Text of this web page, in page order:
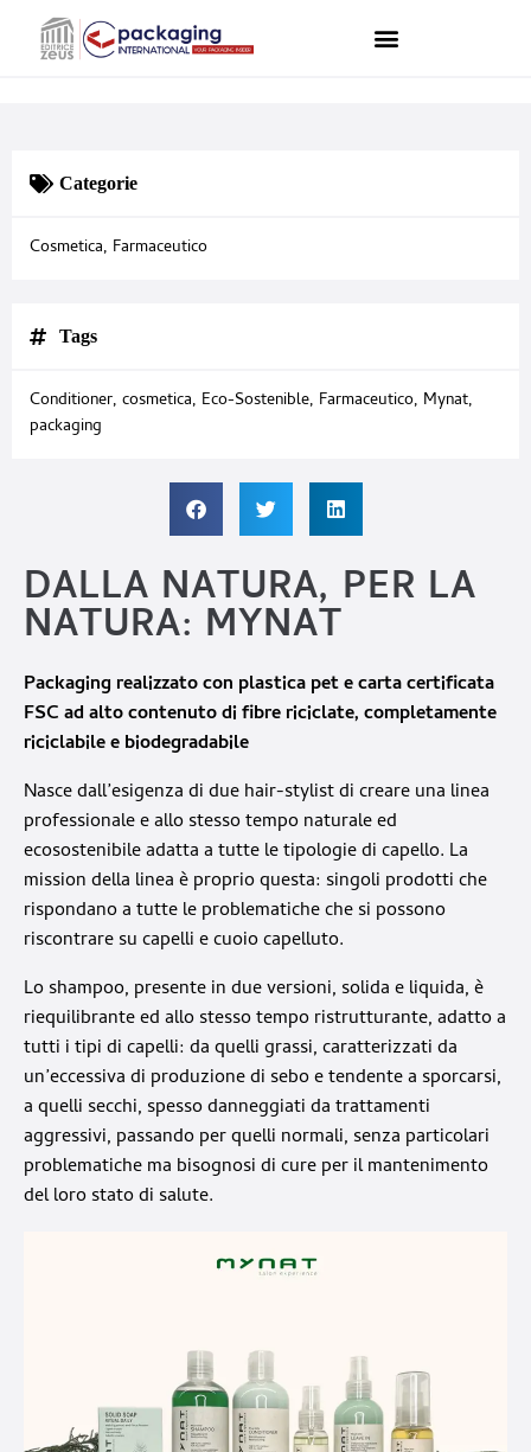
DALLA NATURA, PER LA
NATURA: MYNAT
Packaging realizzato con plastica pet e carta certificata
FSC ad alto contenuto di fibre riciclate, completamente
riciclabile e biodegradabile
Nasce dall’esigenza di due hair-stylist di creare una linea
professionale e allo stesso tempo naturale ed
ecosostenibile adatta a tutte le tipologie di capello. La
mission della linea è proprio questa: singoli prodotti che
rispondano a tutte le problematiche che si possono
riscontrare su capelli e cuoio capelluto.
Lo shampoo, presente in due versioni, solida e liquida, è
riequilibrante ed allo stesso tempo ristrutturante, adatto a
tutti i tipi di capelli: da quelli grassi, caratterizzati da
un’eccessiva di produzione di sebo e tendente a sporcarsi,
a quelli secchi, spesso danneggiati da trattamenti
aggressivi, passando per quelli normali, senza particolari
problematiche ma bisognosi di cure per il mantenimento
del loro stato di salute.
Categorie
Cosmetica, Farmaceutico
Tags
Conditioner, cosmetica, Eco-Sostenible, Farmaceutico, Mynat,
packaging